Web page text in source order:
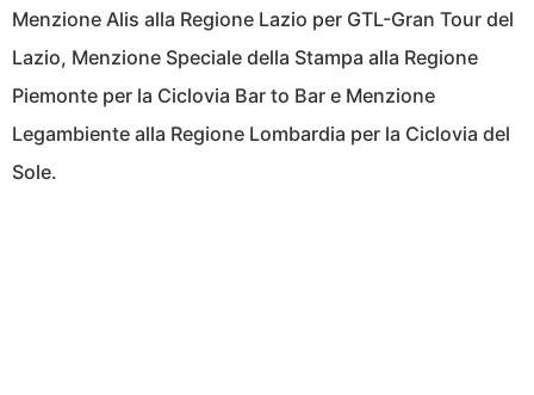
Menzione Alis alla Regione Lazio per GTL-Gran Tour del
Lazio, Menzione Speciale della Stampa alla Regione
Piemonte per la Ciclovia Bar to Bar e Menzione
Legambiente alla Regione Lombardia per la Ciclovia del
Sole.